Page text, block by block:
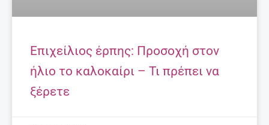
Επιχείλιος έρπης: Προσοχή στον
ήλιο το καλοκαίρι – Τι πρέπει να
ξέρετε